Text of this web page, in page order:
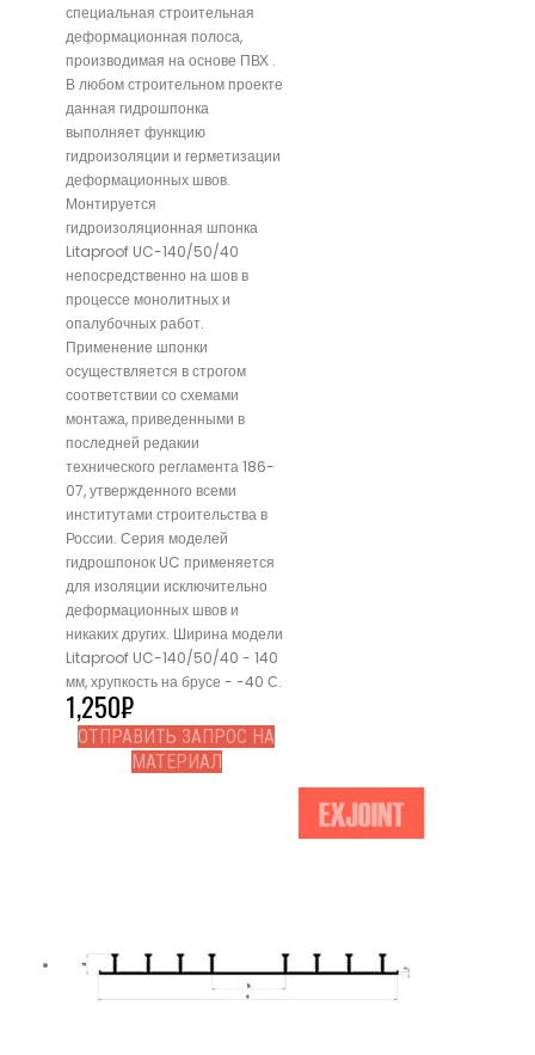
специальная строительная
деформационная полоса,
производимая на основе ПВХ .
В любом строительном проекте
данная гидрошпонка
выполняет функцию
гидроизоляции и герметизации
деформационных швов.
Монтируется
гидроизоляционная шпонка
Litaproof UC-140/50/40
непосредственно на шов в
процессе монолитных и
опалубочных работ.
Применение шпонки
осуществляется в строгом
соответствии со схемами
монтажа, приведенными в
последней редакии
технического регламента 186-
07, утвержденного всеми
институтами строительства в
России. Серия моделей
гидрошпонок UC применяется
для изоляции исключительно
деформационных швов и
никаких других. Ширина модели
Litaproof UC-140/50/40 - 140
мм, хрупкость на брусе - -40 С.
1,250₽
ОТПРАВИТЬ ЗАПРОС НА
МАТЕРИАЛ